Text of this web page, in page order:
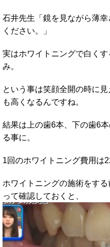
石井先生「鏡を見ながら薄
ください。」
実はホワイトニングで白く
み。
という事は笑顔全開の時に
も高くなるんですね。
結果は上の歯6本、下の歯6
る事に。
1回のホワイトニング費用は
ホワイトニングの施術をす
って確認しておくと、